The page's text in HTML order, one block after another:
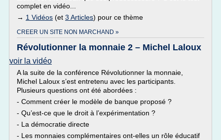
complet en vidéo...
→ 1 Vidéos (et 3 Articles) pour ce thème
CREER UN SITE NON MARCHAND »
Révolutionner la monnaie 2 – Michel Laloux
voir la vidéo
A la suite de la conférence Révolutionner la monnaie,
Michel Laloux s’est entretenu avec les participants.
Plusieurs questions ont été abordées :
- Comment créer le modèle de banque proposé ?
- Qu’est-ce que le droit à l’expérimentation ?
- La démocratie directe
- Les monnaies complémentaires ont-elles un rôle éducatif